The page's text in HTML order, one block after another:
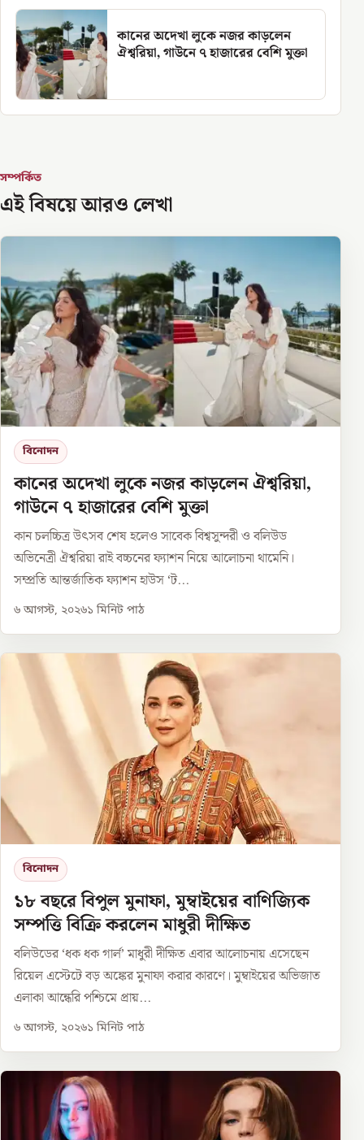
কানের অদেখা লুকে নজর কাড়লেন
ঐশ্বরিয়া, গাউনে ৭ হাজারের বেশি মুক্তা
সম্পর্কিত
এই বিষয়ে আরও লেখা
বিনোদন
কানের অদেখা লুকে নজর কাড়লেন ঐশ্বরিয়া,
গাউনে ৭ হাজারের বেশি মুক্তা
কান চলচ্চিত্র উৎসব শেষ হলেও সাবেক বিশ্বসুন্দরী ও বলিউড
অভিনেত্রী ঐশ্বরিয়া রাই বচ্চনের ফ্যাশন নিয়ে আলোচনা থামেনি।
সম্প্রতি আন্তর্জাতিক ফ্যাশন হাউস ‘ট...
৬ আগস্ট, ২০২৬১ মিনিট পাঠ
বিনোদন
১৮ বছরে বিপুল মুনাফা, মুম্বাইয়ের বাণিজ্যিক
সম্পত্তি বিক্রি করলেন মাধুরী দীক্ষিত
বলিউডের ‘ধক ধক গার্ল’ মাধুরী দীক্ষিত এবার আলোচনায় এসেছেন
রিয়েল এস্টেটে বড় অঙ্কের মুনাফা করার কারণে। মুম্বাইয়ের অভিজাত
এলাকা আন্ধেরি পশ্চিমে প্রায়...
৬ আগস্ট, ২০২৬১ মিনিট পাঠ